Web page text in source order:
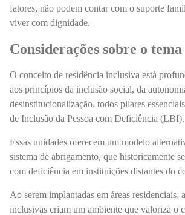
fatores, não podem contar com o suporte
viver com dignidade.
Considerações sobre o tema
O conceito de residência inclusiva está
aos princípios da inclusão social, da
desinstitucionalização, todos pilares
de Inclusão da Pessoa com Deficiência (LBI).
Essas unidades oferecem um modelo
sistema de abrigamento, que historicamente
com deficiência em instituições distantes do
Ao serem implantadas em áreas residenciais,
inclusivas criam um ambiente que valoriza o